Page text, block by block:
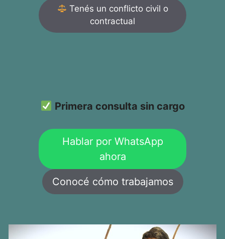
Tenés un conflicto civil o
contractual
Primera consulta sin cargo
Hablar por WhatsApp
ahora
Conocé cómo trabajamos